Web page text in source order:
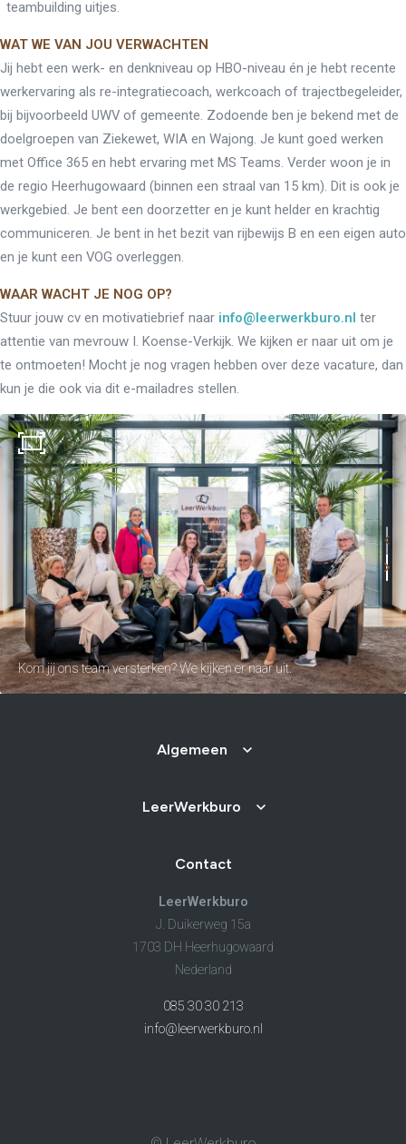
Brochure
Vacatures
Laatste nieuws
LeerWerkburo
Team
Locaties
Vacatures
Contact
Klanten aan het
woord
Klanten aan het woord
Werkgever aan het woord
teambuilding uitjes.
WAT WE VAN JOU VERWACHTEN
Jij hebt een werk- en denkniveau op HBO-niveau én je hebt recente
werkervaring als re-integratiecoach, werkcoach of trajectbegeleider,
bij bijvoorbeeld UWV of gemeente. Zodoende ben je bekend met de
doelgroepen van Ziekewet, WIA en Wajong. Je kunt goed werken
met Office 365 en hebt ervaring met MS Teams. Verder woon je in
de regio Heerhugowaard (binnen een straal van 15 km). Dit is ook je
werkgebied. Je bent een doorzetter en je kunt helder en krachtig
communiceren. Je bent in het bezit van rijbewijs B en een eigen auto
en je kunt een VOG overleggen.
WAAR WACHT JE NOG OP?
Stuur jouw cv en motivatiebrief naar info@leerwerkburo.nl ter
attentie van mevrouw I. Koense-Verkijk. We kijken er naar uit om je
te ontmoeten! Mocht je nog vragen hebben over deze vacature, dan
kun je die ook via dit e-mailadres stellen.
Kom jij ons team versterken? We kijken er naar uit.
Algemeen
LeerWerkburo
Contact
LeerWerkburo
J. Duikerweg 15a
1703 DH Heerhugowaard
Nederland
085 30 30 213
info@leerwerkburo.nl